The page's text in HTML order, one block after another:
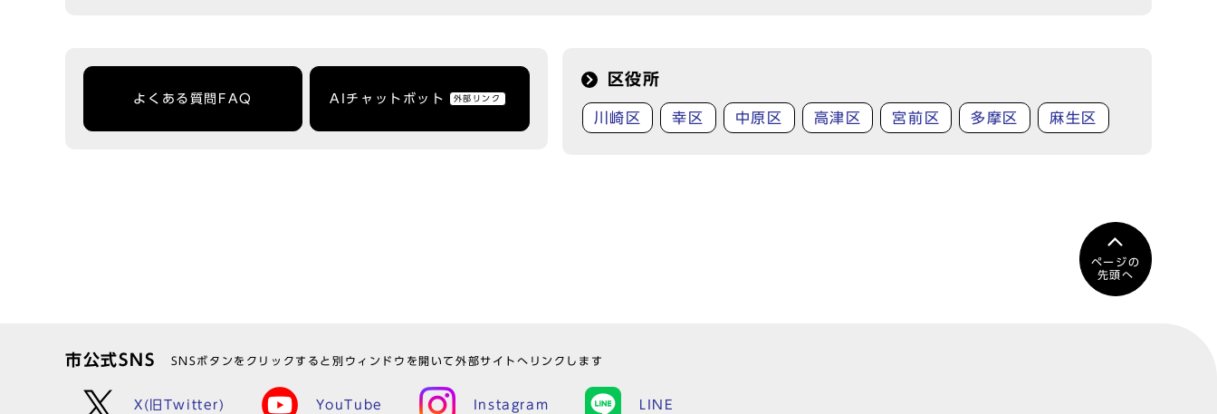
よくある質問FAQ AIチャットボット 外部リンク
区役所
川崎区 幸区 中原区 高津区 宮前区 多摩区 麻生区
ページの
先頭へ
市公式SNS SNSボタンをクリックすると別ウィンドウを開いて外部サイトへリンクします
X(旧Twitter) YouTube Instagram LINE